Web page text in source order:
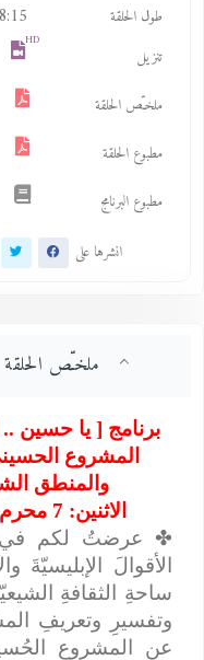
طول الحلقة
تنزيل
HD
ملخـّص الحلقة
مطبوع الحلقة
مطبوع البرنامج
انشرها على
ملخـّص الحلقة
برنامج [ يا حسين ..
المشروع
والمنطق
الاثنين: 7 محرم 1440هـ الموافق: 2018/9/17م
✤عرضتُ لكم في
الأقوالَ الإبليسيّةَ
ساحةِ الثقافةِ
وتفسيرِ وتعريفِ
عن المشروع